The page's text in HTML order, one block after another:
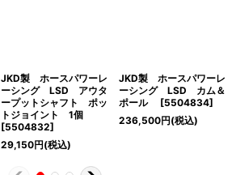
JKD製 ホースパワーレ
ーシング LSD アウタ
ープットシャフト ポッ
トジョイント 1個
[5504832]
29,150円(税込)
JKD製 ホースパワーレ
ーシング LSD カム＆
ポール
[5504834]
236,500円(税込)